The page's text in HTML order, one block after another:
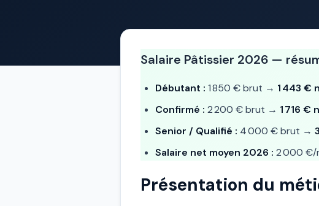
Salaire Pâtissier 2026 —
Débutant : 1 850 € brut → 1 443 €
Confirmé : 2 200 € brut → 1 716 €
Senior / Qualifié : 4 000 € brut →
Salaire net moyen 2026 : 2 000 €/
Présentation du